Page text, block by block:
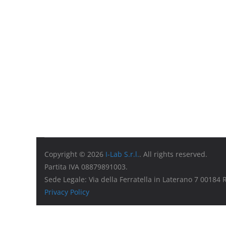
Copyright © 2026 I-Lab S.r.l.. All rights reserved.
Partita IVA 08879891003.
Sede Legale: Via della Ferratella in Laterano 7 00184
Privacy Policy